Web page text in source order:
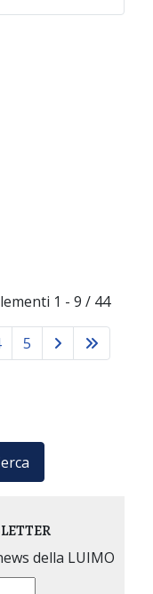
1 - 9 / 44
5
della LUIMO